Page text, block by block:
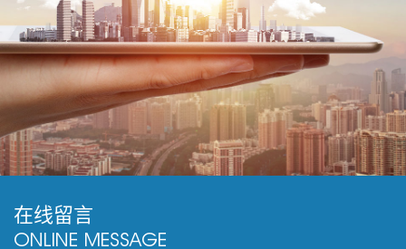
在线留言
ONLINE MESSAGE